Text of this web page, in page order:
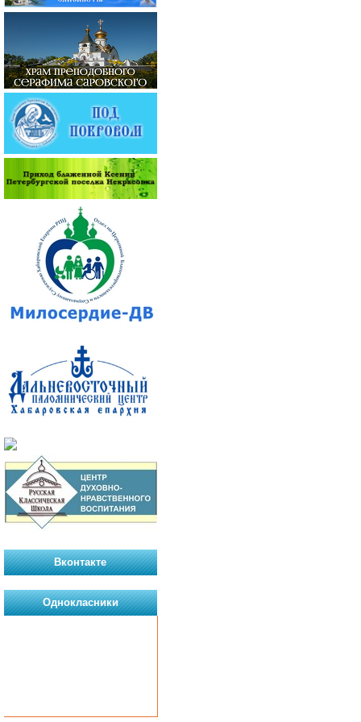
Вконтакте
Однокласники